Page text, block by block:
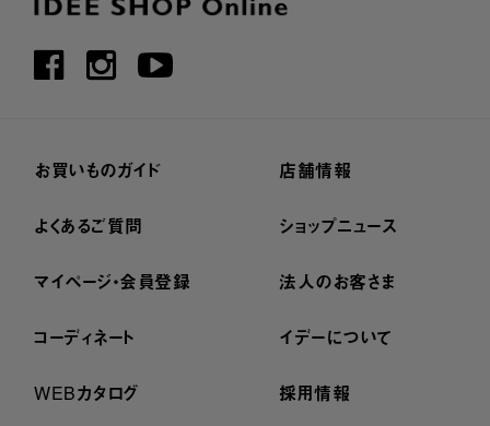
お買いものガイド
よくあるご質問
マイページ・会員登録
コーディネート
WEBカタログ
店舗情報
ショップニュース
法人のお客さま
イデーについて
採用情報